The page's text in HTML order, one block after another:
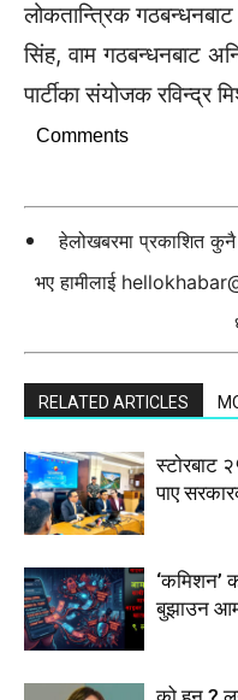
लोकतान्त्रिक गठबन्धनबाट
सिंह, वाम गठबन्धनबाट
पार्टीका संयोजक रविन्द्र
Comments
हेलोखबरमा प्रकाशित कुनै
भए हामीलाई
RELATED ARTICLES
स्टाेरबाट
पाए
‘कमिशन’
बुझाउन